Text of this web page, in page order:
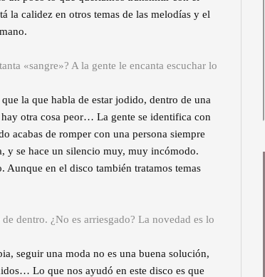
la calidez en otros temas de las melodías y el
«sangre»? A la gente le encanta escuchar lo
la que habla de estar jodido, dentro de una
otra cosa peor… La gente se identifica con
acabas de romper con una persona siempre
y se hace un silencio muy, muy incómodo.
Aunque en el disco también tratamos temas
dentro. ¿No es arriesgado? La novedad es lo
seguir una moda no es una buena solución,
Lo que nos ayudó en este disco es que